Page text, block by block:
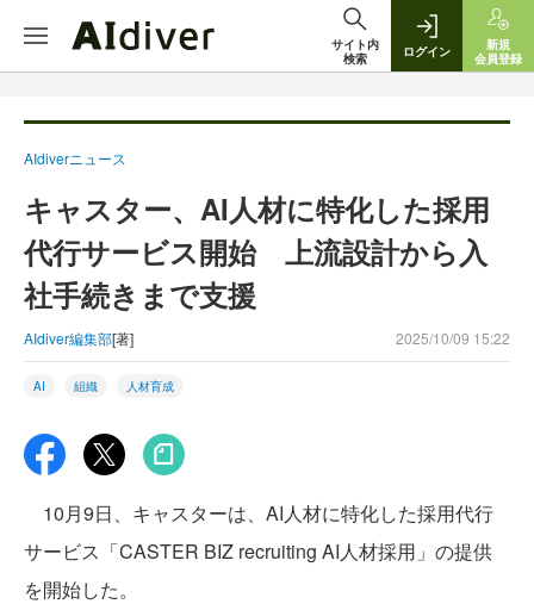
サイト内
検索
ログイン
新規
会員登録
AIdiverニュース
キャスター、AI人材に特化した採用
代行サービス開始 上流設計から入
社手続きまで支援
AIdiver編集部[著] 2025/10/09 15:22
AI 組織 人材育成
10月9日、キャスターは、AI人材に特化した採用代行
サービス「CASTER BIZ recruiting AI人材採用」の提供
を開始した。